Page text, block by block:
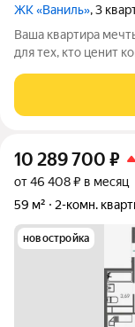
ЖК «Ваниль», 3
Ваша квартира
для тех, кто ценит
комплексе.
дизайнерских
10 289 700 ₽
от 46 408 ₽ в месяц
59 м²
2-комн.
новостройка